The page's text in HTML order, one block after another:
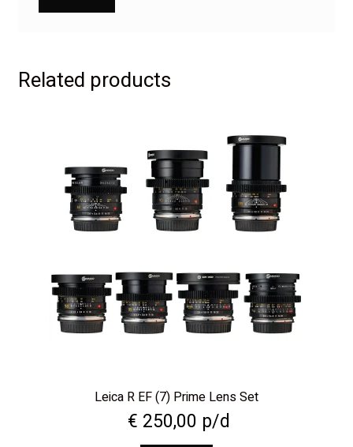
Related products
Leica R EF (7) Prime Lens Set
€ 250,00 p/d